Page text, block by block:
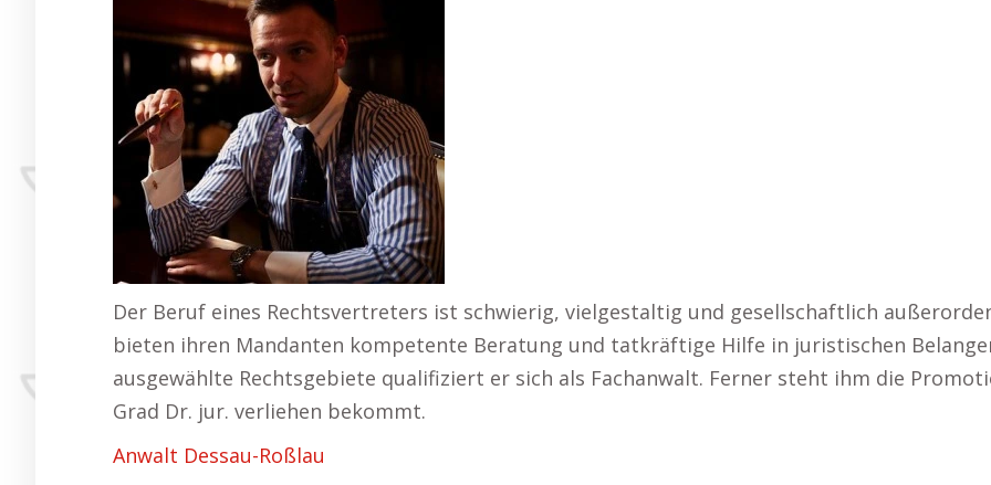
Der Beruf eines Rechtsvertreters ist schwierig, vielgestaltig und gesellschaftlich
bieten ihren Mandanten kompetente Beratung und tatkräftige Hilfe in juristischen
ausgewählte Rechtsgebiete qualifiziert er sich als Fachanwalt. Ferner steht ihm die
Grad Dr. jur. verliehen bekommt.
Anwalt Dessau-Roßlau